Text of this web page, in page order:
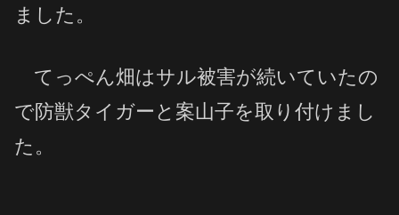
ました。
てっぺん畑はサル被害が続いていたの
で防獣タイガーと案山子を取り付けまし
た。